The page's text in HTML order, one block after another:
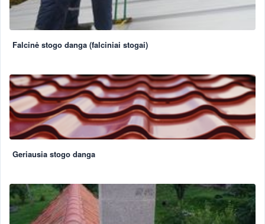
Falcinė stogo danga (falciniai stogai)
Geriausia stogo danga